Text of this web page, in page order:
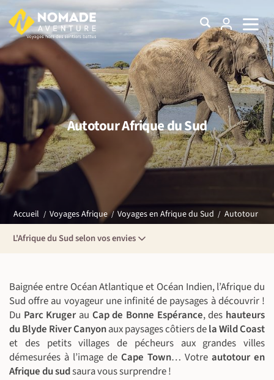
Autotour Afrique du Sud
Accueil Voyages Afrique Voyages en Afrique du Sud Autotour
L'Afrique du Sud selon vos envies
Baignée entre Océan Atlantique et Océan Indien, l’Afrique du
Sud offre au voyageur une infinité de paysages à découvrir !
Du Parc Kruger au Cap de Bonne Espérance, des hauteurs
du Blyde River Canyonaux paysages côtiers dela Wild Coast
et des petits villages de pécheurs aux grandes villes
démesurées à l’image de Cape Town… Votre autotour en
Afrique du sudsaura vous surprendre !